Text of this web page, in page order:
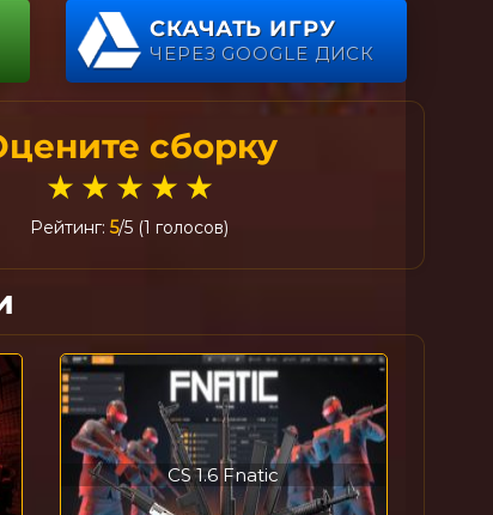
СКАЧАТЬ ИГРУ
ЧЕРЕЗ GOOGLE ДИСК
сборку
★ ★ ★ ★ ★
Рейтинг:5/5 (1 голосов)
CS 1.6 Fnatic